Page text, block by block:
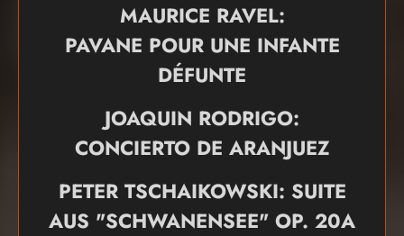
MAURICE RAVEL:
PAVANE POUR UNE INFANTE
DÉFUNTE
JOAQUIN RODRIGO:
CONCIERTO DE ARANJUEZ
PETER TSCHAIKOWSKI: SUITE
AUS "SCHWANENSEE" OP. 20A